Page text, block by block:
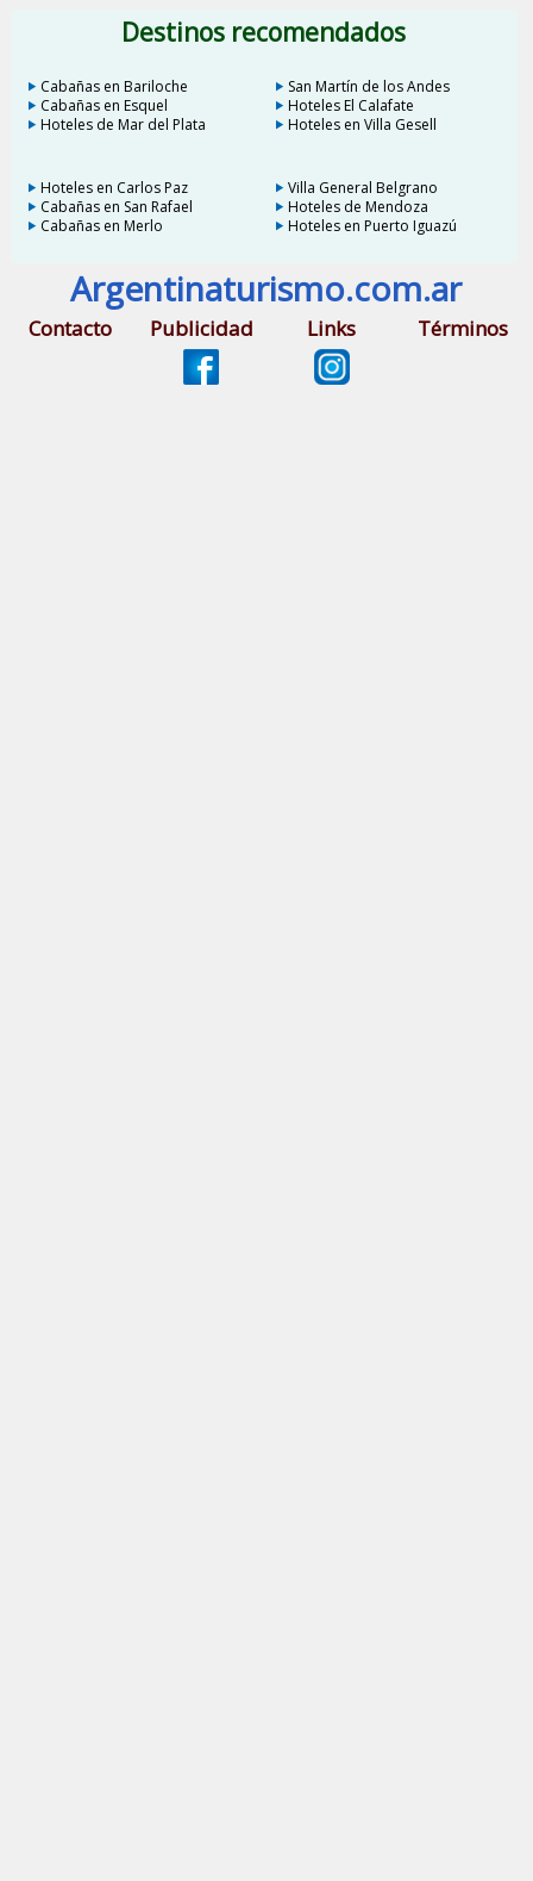
Destinos recomendados
Cabañas en Bariloche
San Martín de los Andes
Cabañas en Esquel
Hoteles El Calafate
Hoteles de Mar del Plata
Hoteles en Villa Gesell
Hoteles en Carlos Paz
Villa General Belgrano
Cabañas en San Rafael
Hoteles de Mendoza
Cabañas en Merlo
Hoteles en Puerto Iguazú
Argentinaturismo.com.ar
Contacto Publicidad Links Términos